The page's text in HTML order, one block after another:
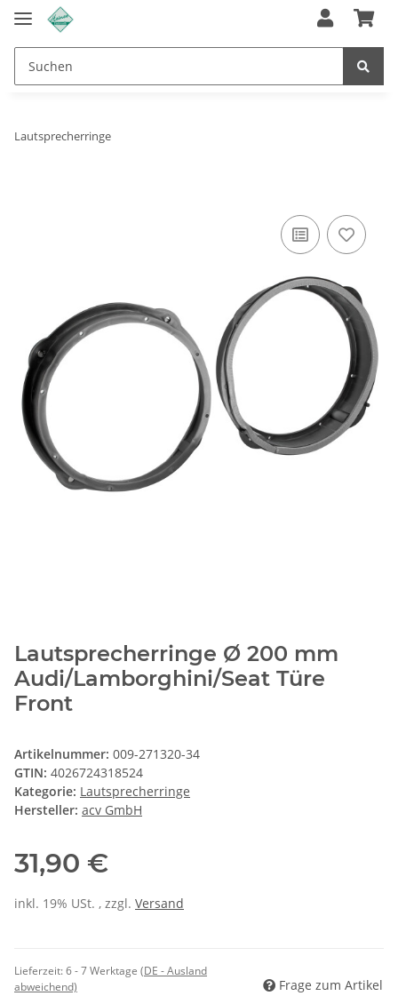
Lautsprecherringe
Lautsprecherringe Ø 200 mm
Audi/Lamborghini/Seat Türe
Front
Artikelnummer: 009-271320-34
GTIN: 4026724318524
Kategorie: Lautsprecherringe
Hersteller: acv GmbH
31,90 €
inkl. 19% USt. , zzgl. Versand
Lieferzeit:6 - 7 Werktage (DE - Ausland
abweichend)
Frage zum Artikel